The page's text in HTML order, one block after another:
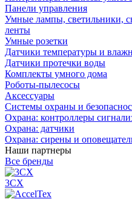
Панели управления
Умные лампы, светильники,
ленты
Умные розетки
Датчики температуры и
Датчики протечки воды
Комплекты умного дома
Роботы-пылесосы
Аксессуары
Системы охраны и
Охрана: контроллеры
Охрана: датчики
Охрана: сирены и
Наши партнеры
Все бренды
3CX